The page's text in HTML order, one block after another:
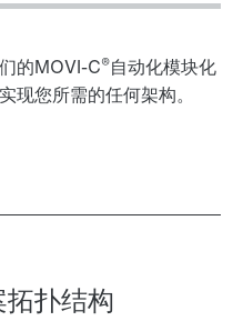
的MOVI-C®自动化模块化
现您所需的任何架构。
扑结构